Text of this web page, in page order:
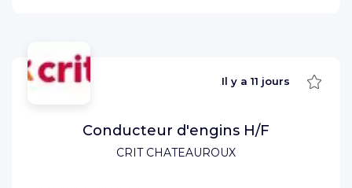
CRIT CHATEAUROUX
Il y a 11 jours
Conducteur d'engins H/F